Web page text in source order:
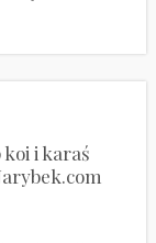
i karaś